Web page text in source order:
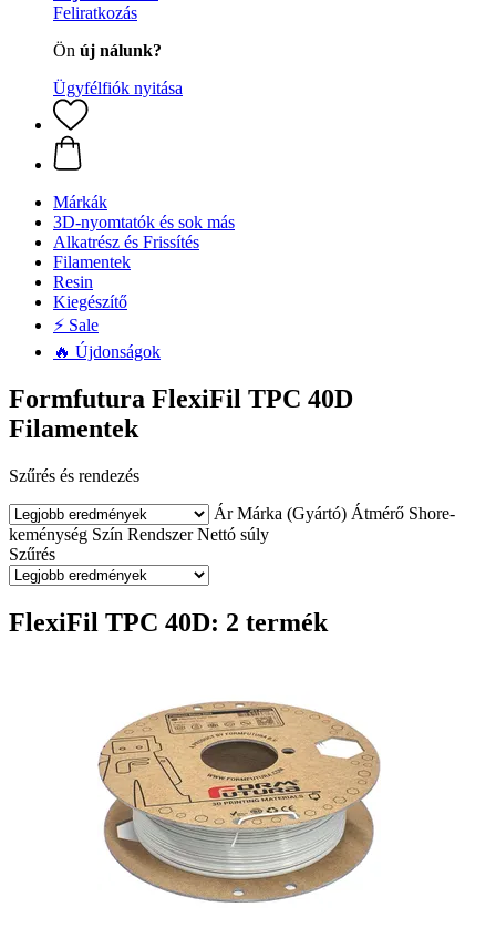
Feliratkozás
Ön új nálunk?
Ügyfélfiók nyitása
Márkák
3D-nyomtatók és sok más
Alkatrész és Frissítés
Filamentek
Resin
Kiegészítő
⚡ Sale
🔥 Újdonságok
Formfutura FlexiFil TPC 40D
Filamentek
Szűrés és rendezés
Ár Márka (Gyártó) Átmérő Shore-
keménység Szín Rendszer Nettó súly
Szűrés
FlexiFil TPC 40D: 2 termék